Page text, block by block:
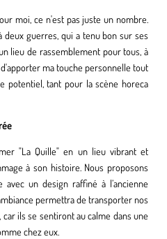
moi, ce n'est pas juste un nombre.
deux guerres, qui a tenu bon sur ses
lieu de rassemblement pour tous, à
ma touche personnelle tout
potentiel, tant pour la scène horeca
"La Quille" en un lieu vibrant et
à son histoire. Nous proposons
un design raffiné à l’ancienne
permettra de transporter nos
ils se sentiront au calme dans une
chez eux.